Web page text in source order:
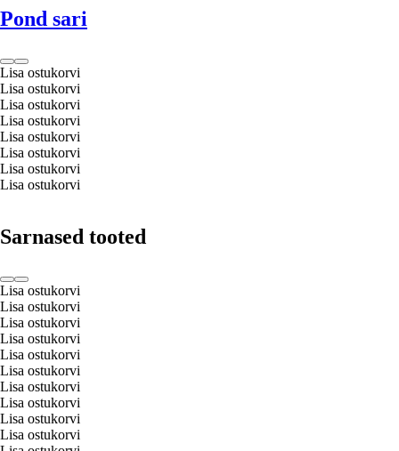
Pond sari
Lisa ostukorvi
Lisa ostukorvi
Lisa ostukorvi
Lisa ostukorvi
Lisa ostukorvi
Lisa ostukorvi
Lisa ostukorvi
Lisa ostukorvi
Sarnased tooted
Lisa ostukorvi
Lisa ostukorvi
Lisa ostukorvi
Lisa ostukorvi
Lisa ostukorvi
Lisa ostukorvi
Lisa ostukorvi
Lisa ostukorvi
Lisa ostukorvi
Lisa ostukorvi